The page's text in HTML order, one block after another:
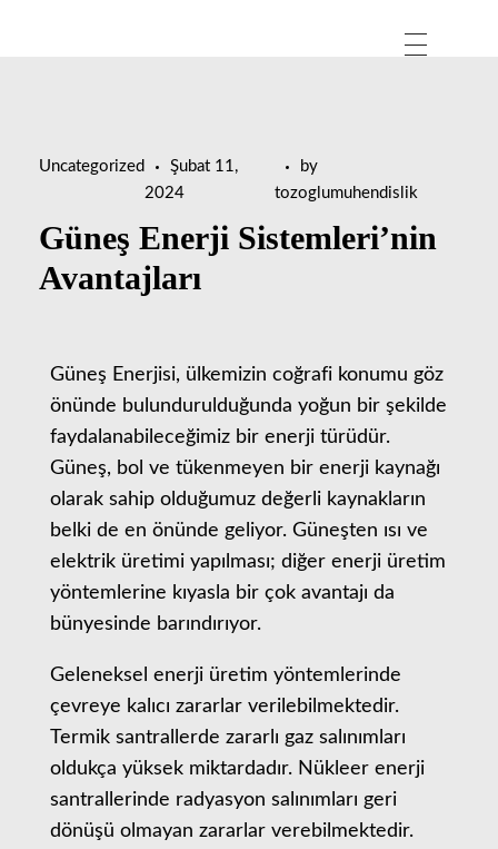
Güneş Enerji Sistemleri’nin
Avantajları
Şubat 11,
2024
by
tozoglumuhendislik
Uncategorized
Güneş Enerjisi, ülkemizin coğrafi konumu göz
önünde bulundurulduğunda yoğun bir şekilde
faydalanabileceğimiz bir enerji türüdür.
Güneş, bol ve tükenmeyen bir enerji kaynağı
olarak sahip olduğumuz değerli kaynakların
belki de en önünde geliyor. Güneşten ısı ve
elektrik üretimi yapılması; diğer enerji üretim
yöntemlerine kıyasla bir çok avantajı da
bünyesinde barındırıyor.
Geleneksel enerji üretim yöntemlerinde
çevreye kalıcı zararlar verilebilmektedir.
Termik santrallerde zararlı gaz salınımları
oldukça yüksek miktardadır. Nükleer enerji
santrallerinde radyasyon salınımları geri
dönüşü olmayan zararlar verebilmektedir.